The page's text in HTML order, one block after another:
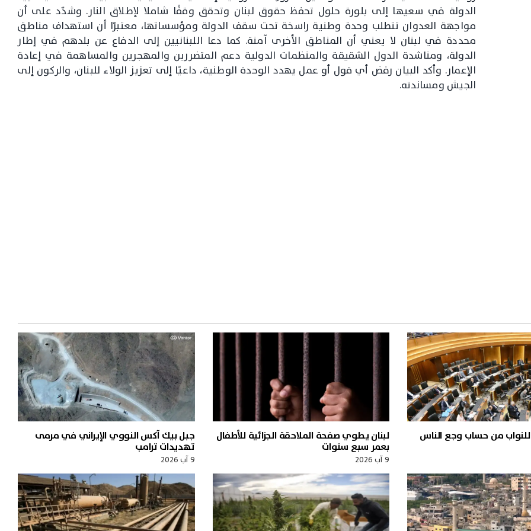
الدولة في سعيها إلى بلورة حلول تحفظ حقوق لبنان وتحقق وقفًا شاملا لإطلاق النار. وشدّد على أن
مواجهة العدوان تتطلب وحدة وطنية راسخة تحت سقف الدولة ومؤسساتها، معتبرًا أن استهداف مناطق
محددة في لبنان لا يعني أن المناطق الأخرى آمنة. كما دعا اللبنانيين إلى الدفاع عن بلدهم في إطار
الدولة، ومناشدة الدول الشقيقة والمنظمات الدولية دعم المتضررين والمهجرين والمساهمة في إعادة
الإعمار. وأكد البيان رفض أي قول أو عمل يهدد الوحدة الوطنية، داعيًا إلى تعزيز الولاء للبنان، والركون إلى
الجيش ومساندته.
للنواب من حساب وجع الناس لبنان يطوي صفحة الملاحقة الجزائية للأطفال
بعمر سبع سنوات
9 آب 2026
جبل بيك آكس النووي الإيراني في مرمى
تهديدات ترامب
9 آب 2026